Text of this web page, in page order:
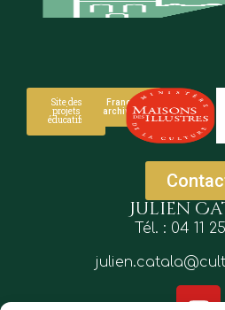
Site des
projets
éducatifs
France
archives
Julien
Tél. : 04 11